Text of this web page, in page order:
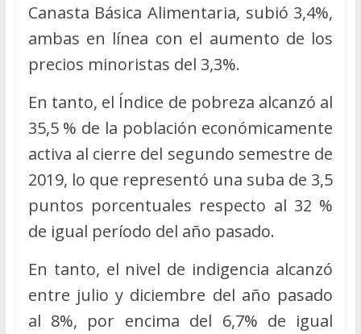
Canasta Básica Alimentaria, subió 3,4%,
ambas en línea con el aumento de los
precios minoristas del 3,3%.
En tanto, el Índice de pobreza alcanzó al
35,5 % de la población económicamente
activa al cierre del segundo semestre de
2019, lo que representó una suba de 3,5
puntos porcentuales respecto al 32 %
de igual período del año pasado.
En tanto, el nivel de indigencia alcanzó
entre julio y diciembre del año pasado
al 8%, por encima del 6,7% de igual